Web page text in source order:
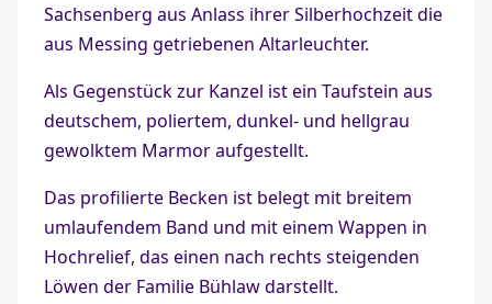
Sachsenberg aus Anlass ihrer Silberhochzeit die
aus Messing getriebenen Altarleuchter.
Als Gegenstück zur Kanzel ist ein Taufstein aus
deutschem, poliertem, dunkel- und hellgrau
gewolktem Marmor aufgestellt.
Das profilierte Becken ist belegt mit breitem
umlaufendem Band und mit einem Wappen in
Hochrelief, das einen nach rechts steigenden
Löwen der Familie Bühlaw darstellt.